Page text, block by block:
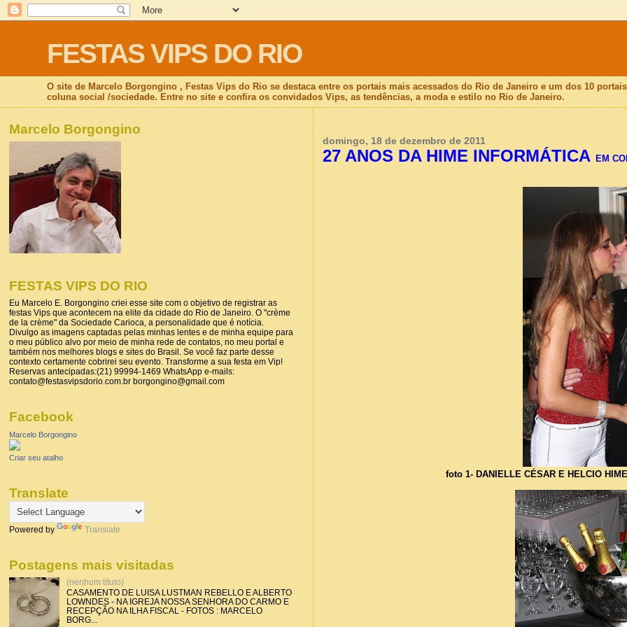
FESTAS VIPS DO RIO
O site de Marcelo Borgongino , Festas Vips do Rio se destaca entre os portais mais acessados do Rio de Janeiro e um dos 10
coluna social /sociedade. Entre no site e confira os convidados Vips, as tendências, a moda e estilo no Rio de Janeiro.
domingo, 18 de dezembro de 2011
27 ANOS DA HIME INFORMÁTICA EM
foto 1- DANIELLE CÉSAR E HELCIO
Marcelo Borgongino
FESTAS VIPS DO RIO
Eu Marcelo E. Borgongino criei esse site com o objetivo de registrar as
festas Vips que acontecem na elite da cidade do Rio de Janeiro. O "crème
de la crème" da Sociedade Carioca, a personalidade que é notícia.
Divulgo as imagens captadas pelas minhas lentes e de minha equipe para
o meu público alvo por meio de minha rede de contatos, no meu portal e
também nos melhores blogs e sites do Brasil. Se você faz parte desse
contexto certamente cobrirei seu evento. Transforme a sua festa em Vip!
Reservas antecipadas:(21) 99994-1469 WhatsApp e-mails:
contato@festasvipsdorio.com.br borgongino@gmail.com
Facebook
Marcelo Borgongino
Criar seu atalho
Translate
Powered by Translate
Postagens mais visitadas
(nenhum título)
CASAMENTO DE LUISA LUSTMAN REBELLO E ALBERTO
LOWNDES - NA IGREJA NOSSA SENHORA DO CARMO E
RECEPÇÃO NA ILHA FISCAL - FOTOS : MARCELO
BORG...